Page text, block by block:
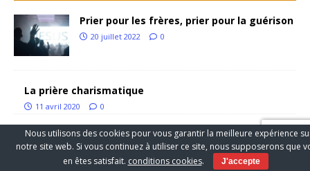
Prier pour les frères, prier pour la guérison
20 juillet 2022 0
La prière charismatique
11 avril 2020 0
Hommages à Guy Lepoutre
16 septembre 2025 3
Nous utilisons des cookies pour vous garantir la meilleure expérience
notre site web. Si vous continuez à utiliser ce site, nous supposerons que
en êtes satisfait. conditions cookies. J'accepte